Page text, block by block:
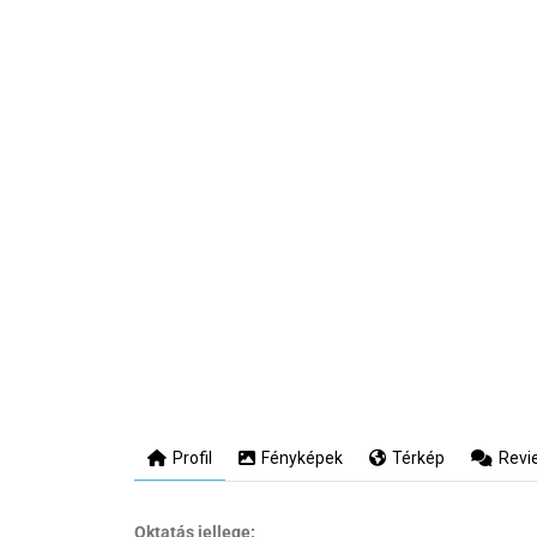
Profil Fényképek Térkép
Oktatás jellege: